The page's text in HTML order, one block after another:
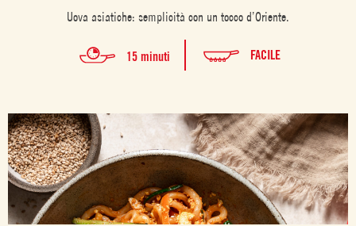
Uova asiatiche: semplicità con un tocco d’Oriente.
15 minuti FACILE